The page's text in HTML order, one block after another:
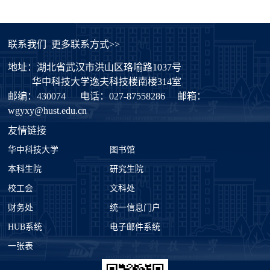
联系我们 更多联系方式>>
地址：湖北省武汉市洪山区珞喻路1037号
华中科技大学逸夫科技楼南楼314室
邮编：430074
电话：027-87558286
邮箱：
wgyxy@hust.edu.cn
友情链接
华中科技大学 图书馆
本科生院 研究生院
校工会 文科处
财务处 统一信息门户
HUB系统 电子邮件系统
一张表